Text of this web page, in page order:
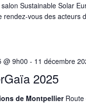
Sustainable Solar
rendez-vous des acteurs
2025
@ 9h00 - 11 décembre
de Montpellier